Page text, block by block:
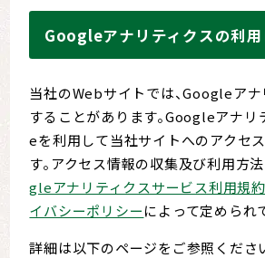
Googleアナリティクスの利
当社のWebサイトでは、Googleア
することがあります。Googleアナ
eを利用して当社サイトへのアクセ
す。アクセス情報の収集及び利用方法
gleアナリティクスサービス利用規約
イバシーポリシーによって定められ
詳細は以下のページをご参照くださ